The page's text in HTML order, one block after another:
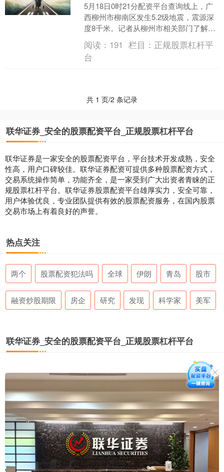
5月18日0时21分配资平台查询线上，广
西柳州市柳南区发生5.2级地震，震源深
度8千米。记者从柳州市相关部门了解
到，截至3时40分，初步统计当地已有4
人送医，3....
阅读： 191 栏目： 正规股票杠杆平
台
共 1 页/2 条记录
联华证券_安全的股票配资平台_正规股票杠杆平台
联华证券是一家安全的股票配资平台，平台技术开发成熟，安全
性高，用户口碑较佳。联华证券配资可提供多种股票配资方式，
交易系统操作简单，功能齐全，是一家受到广大出资者青睐的正
规股票杠杆平台。联华证券股票配资平台雄厚实力，安全可靠，
用户体验优良，专业团队提供有效的股票配资服务，在国内股票
交易市场上有着良好的声誉。
热点关注
两个 股票配资犯法吗 全球 伊朗 青岛 股市
融资炒股期限 房企 研究 发现 科学家 美军
联华证券_安全的股票配资平台_正规股票杠杆平台